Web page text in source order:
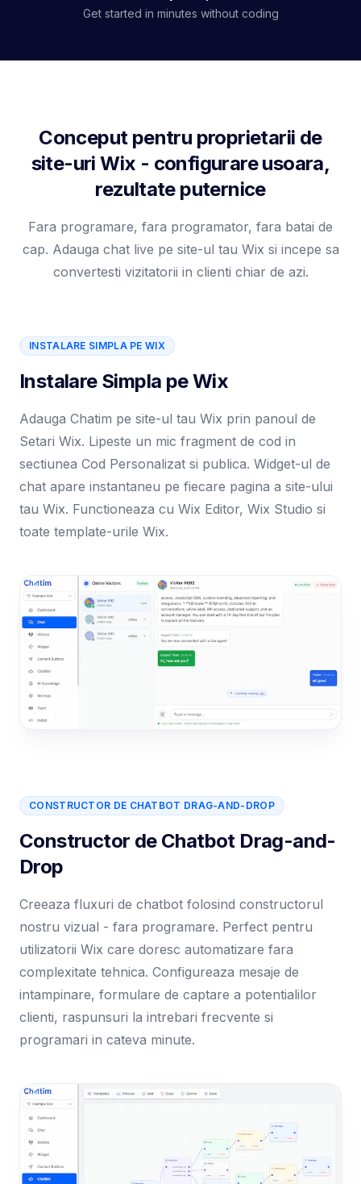
Get started in minutes without coding
Conceput pentru proprietarii de
site-uri Wix - configurare usoara,
rezultate puternice
Fara programare, fara programator, fara batai de
cap. Adauga chat live pe site-ul tau Wix si incepe sa
convertesti vizitatorii in clienti chiar de azi.
INSTALARE SIMPLA PE WIX
Instalare Simpla pe Wix
Adauga Chatim pe site-ul tau Wix prin panoul de
Setari Wix. Lipeste un mic fragment de cod in
sectiunea Cod Personalizat si publica. Widget-ul de
chat apare instantaneu pe fiecare pagina a site-ului
tau Wix. Functioneaza cu Wix Editor, Wix Studio si
toate template-urile Wix.
CONSTRUCTOR DE CHATBOT DRAG-AND-DROP
Constructor de Chatbot Drag-and-
Drop
Creeaza fluxuri de chatbot folosind constructorul
nostru vizual - fara programare. Perfect pentru
utilizatorii Wix care doresc automatizare fara
complexitate tehnica. Configureaza mesaje de
intampinare, formulare de captare a potentialilor
clienti, raspunsuri la intrebari frecvente si
programari in cateva minute.